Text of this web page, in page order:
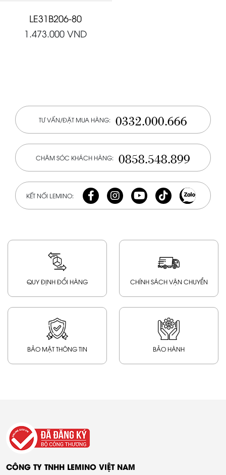
LE31B206-80
1.473.000 VND
TƯ VẤN/ĐẶT MUA HÀNG: 0332.000.666
CHĂM SÓC KHÁCH HÀNG: 0858.548.899
KẾT NỐI LEMINO:
QUY ĐỊNH ĐỔI HÀNG CHÍNH SÁCH VẬN CHUYỂN
BẢO MẬT THÔNG TIN BẢO HÀNH
CÔNG TY TNHH LEMINO VIỆT NAM